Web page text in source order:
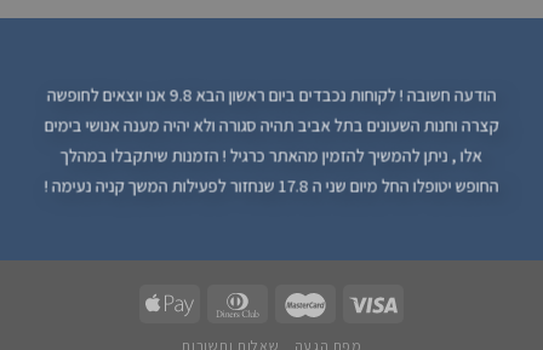
הודעה חשובה ! לקוחות נכבדים ביום ראשון הבא 9.8 אנו יוצאים לחופשה
קצרה וחנות השעונים בתל אביב תהיה סגורה ולא יהיה מענה אנושי בימים
אלו , ניתן להמשיך להזמין מהאתר כרגיל ! הזמנות שיתקבלו במהלך
החופש יטופלו החל מיום שני ה 17.8 שנחזור לפעילות המשך קניה נעימה !